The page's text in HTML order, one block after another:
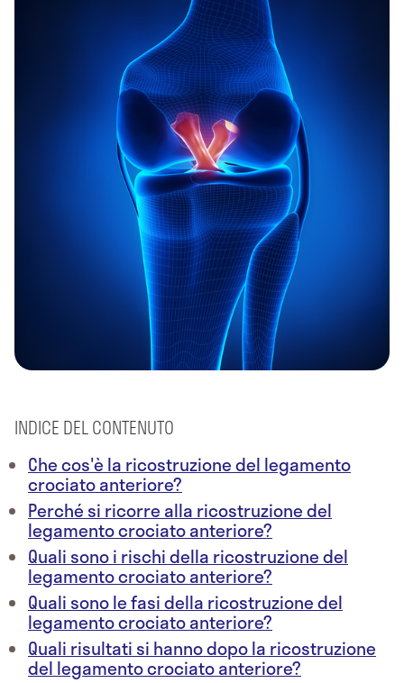
INDICE DEL CONTENUTO
Che cos'è la ricostruzione del legamento
crociato anteriore?
Perché si ricorre alla ricostruzione del
legamento crociato anteriore?
Quali sono i rischi della ricostruzione del
legamento crociato anteriore?
Quali sono le fasi della ricostruzione del
legamento crociato anteriore?
Quali risultati si hanno dopo la ricostruzione
del legamento crociato anteriore?